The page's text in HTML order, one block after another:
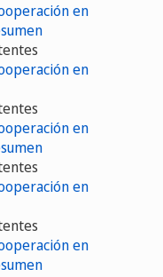
en
en
en
en
en